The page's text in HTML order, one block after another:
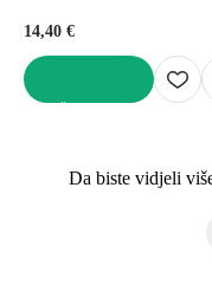
14,40 €
Da biste vidjeli